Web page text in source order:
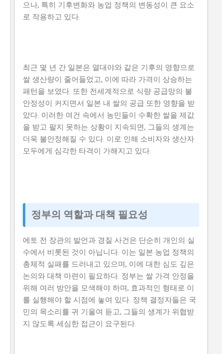
으나, 특히 기후변화와 농업 정책의 변동성이 큰 요소
로 작용하고 있다.
최근 몇 년 간 일본은 열대야와 같은 기후의 영향으로
쌀 생산량이 줄어들었고, 이에 따라 가격이 상승하는
패턴을 보였다. 또한 전세계적으로 식량 공급망의 불
안정성이 커지면서 일본 내 쌀의 공급 또한 영향을 받
았다. 이러한 여건 속에서 농민들이 수확한 쌀을 제값
을 받고 팔지 못하는 상황이 지속되면, 그들의 생계는
더욱 불안정해질 수 있다. 이로 인해 소비자와 생산자
모두에게 심각한 타격이 가해지고 있다.
정부의 역할과 대책 필요성
에토 전 장관의 발언과 경질 사건은 단순히 개인의 실
수에서 비롯된 것이 아닙니다. 이는 일본 농업 정책의
총체적 실패를 드러내고 있으며, 이에 대한 심도 깊은
논의와 대책 마련이 필요하다. 정부는 쌀 가격 안정을
위해 여러 방안을 모색해야 하며, 효과적인 형태로 이
를 실행해야 할 시점에 놓여 있다. 정책 결정자들은 국
민의 목소리를 귀 기울여 듣고, 그들의 생계가 위협받
지 않도록 세심한 접근이 요구된다.